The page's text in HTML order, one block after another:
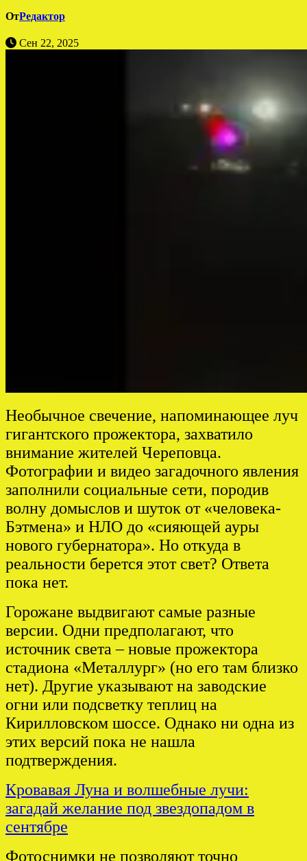
ОтРедактор
Сен 22, 2025
Необычное свечение, напоминающее луч
гигантского прожектора, захватило
внимание жителей Череповца.
Фотографии и видео загадочного явления
заполнили социальные сети, породив
волну домыслов и шуток от «человека-
Бэтмена» и НЛО до «сияющей ауры
нового губернатора». Но откуда в
реальности берется этот свет? Ответа
пока нет.
Горожане выдвигают самые разные
версии. Одни предполагают, что
источник света – новые прожектора
стадиона «Металлург» (но его там близко
нет). Другие указывают на заводские
огни или подсветку теплиц на
Кирилловском шоссе. Однако ни одна из
этих версий пока не нашла
подтверждения.
Кровавая Луна и волшебные лучи:
загадай желание под звездопадом в
сентябре
Фотоснимки не позволяют точно